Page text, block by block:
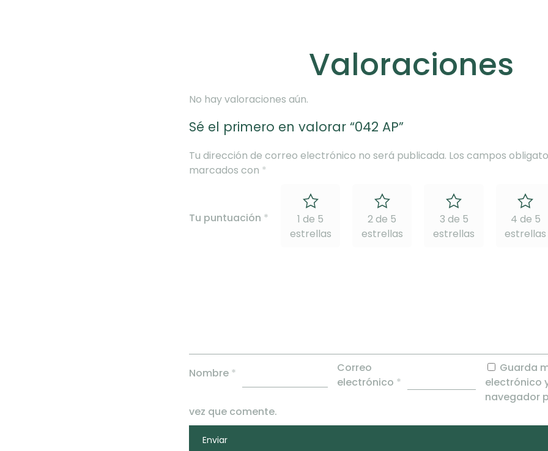
Valoraciones
No hay valoraciones aún.
Sé el primero en valorar “042 AP”
Tu dirección de correo electrónico no será publicada. Los campos
marcados con *
Tu puntuación *
1 de 5
estrellas
2 de 5
estrellas
3 de 5
estrellas
4 de 5
estrellas
Nombre *
Correo
electrónico *
Guarda
electrónico
navegador
vez que comente.